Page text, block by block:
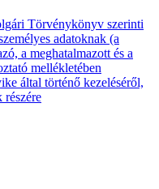
Törvénykönyv szerinti
adatoknak (a
a meghatalmazott és a
mellékletében
által történő kezeléséről,
részére